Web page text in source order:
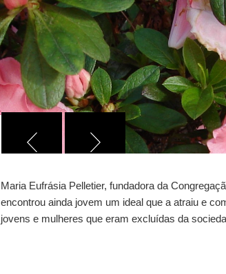
Maria Eufrásia Pelletier, fundadora da
encontrou ainda jovem um ideal que a atraiu e
jovens e mulheres que eram excluídas da